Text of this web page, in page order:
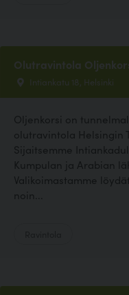
Olutravintola
Intiankatu 18, Helsinki
Oljenkorsi on
olutravintola Helsingin
Sijaitsemme
Kumpulan ja Arabian
Valikoimastamme
noin...